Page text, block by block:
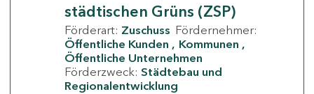
städtischen Grüns (ZSP)
Förderart: Zuschuss Fördernehmer:
Öffentliche Kunden
Kommunen
Öffentliche Unternehmen
Förderzweck: Städtebau und
Regionalentwicklung